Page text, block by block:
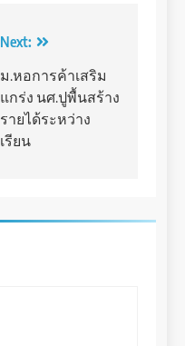
Next:
ม.หอการค้าเสริม
แกร่ง นศ.ปูพื้นสร้าง
รายได้ระหว่าง
เรียน